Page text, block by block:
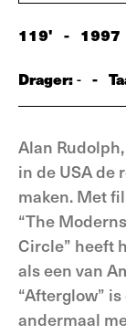
119' - 1997
Drager:- -
Alan
in de USA de
maken. Met
“The
Circle” heeft
als een van
“Afterglow”
andermaal